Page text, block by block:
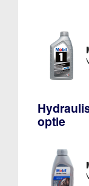
optie